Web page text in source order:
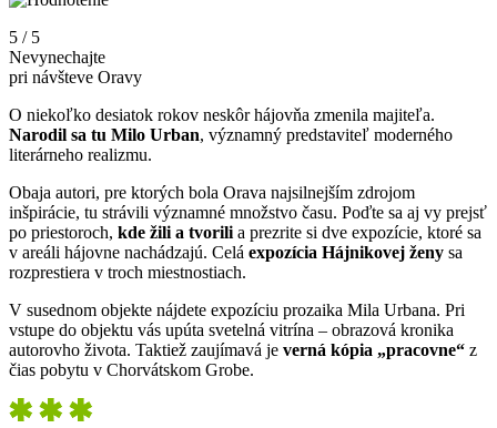
5 / 5
Nevynechajte
pri návšteve Oravy
O niekoľko desiatok rokov neskôr hájovňa zmenila majiteľa.
Narodil sa tu Milo Urban, významný predstaviteľ moderného
literárneho realizmu.
Obaja autori, pre ktorých bola Orava najsilnejším zdrojom
inšpirácie, tu strávili významné množstvo času. Poďte sa aj vy prejsť
po priestoroch, kde žili a tvorili a prezrite si dve expozície, ktoré sa
v areáli hájovne nachádzajú. Celá expozícia Hájnikovej ženy sa
rozprestiera v troch miestnostiach.
V susednom objekte nájdete expozíciu prozaika Mila Urbana. Pri
vstupe do objektu vás upúta svetelná vitrína – obrazová kronika
autorovho života. Taktiež zaujímavá je verná kópia „pracovne“ z
čias pobytu v Chorvátskom Grobe.